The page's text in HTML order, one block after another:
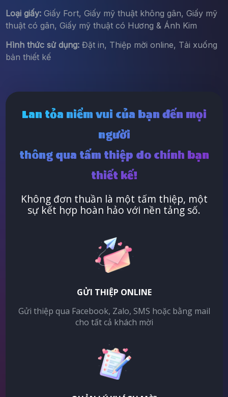
Loại giấy:Giấy Fort, Giấy mỹ thuật không gân, Giấy mỹ
thuật có gân, Giấy mỹ thuật có Hương & Ánh Kim
Hình thức sử dụng:Đặt in, Thiệp mời online, Tải xuống
bản thiết kế
Lan tỏa niềm vui của bạn đến mọi
người
thông qua tấm thiệp do chính bạn
thiết kế!
Không đơn thuần là một tấm thiệp, một
sự kết hợp hoàn hảo với nền tảng số.
GỬI THIỆP ONLINE
Gửi thiệp qua Facebook, Zalo, SMS hoặc bằng mail
cho tất cả khách mời